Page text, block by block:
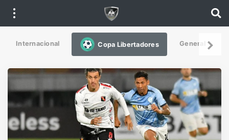
Internacional Copa Libertadores General